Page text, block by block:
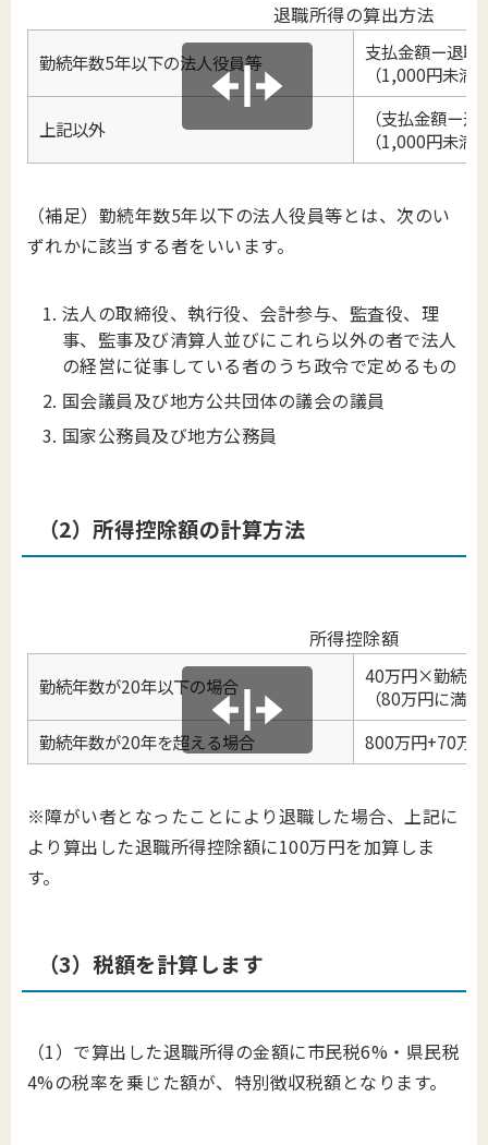
退職所得の算出方法
勤続年数5年以下の法人役員等
支払金額ー退職
（1,000円未満
上記以外
（支払金額ー
（1,000円未満
（補足）勤続年数5年以下の法人役員等とは、次のい
ずれかに該当する者をいいます。
法人の取締役、執行役、会計参与、監査役、理
事、監事及び清算人並びにこれら以外の者で法人
の経営に従事している者のうち政令で定めるもの
国会議員及び地方公共団体の議会の議員
国家公務員及び地方公務員
（2）所得控除額の計算方法
所得控除額
勤続年数が20年以下の場合
40万円×勤続年
（80万円に満
勤続年数が20年を超える場合
800万円+70万
※障がい者となったことにより退職した場合、上記に
より算出した退職所得控除額に100万円を加算しま
す。
（3）税額を計算します
（1）で算出した退職所得の金額に市民税6%・県民税
4%の税率を乗じた額が、特別徴収税額となります。